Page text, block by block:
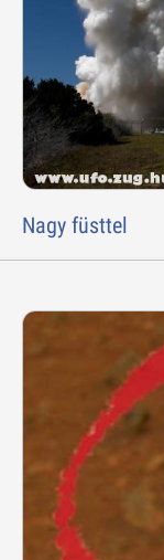
Nagy füsttel